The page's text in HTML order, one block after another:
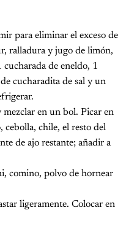
para eliminar el exceso de
ralladura y jugo de limón,
cucharada de eneldo, 1
cucharadita de sal y un
en un bol. Picar en
cebolla, chile, el resto del
de ajo restante; añadir a
comino, polvo de hornear
ligeramente. Colocar en